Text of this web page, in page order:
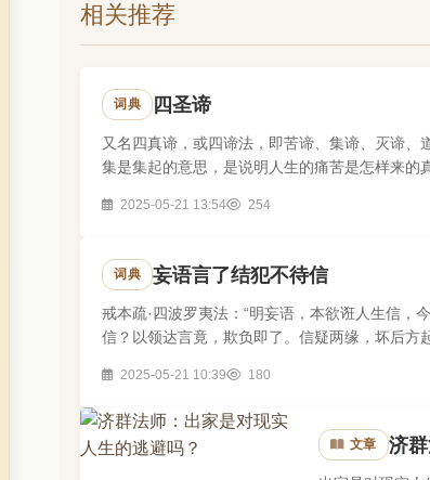
相关推荐
词典 四圣谛
又名四真谛，或四谛法，即苦谛、集谛、灭谛
集是集起的意思，是说明人生的痛苦是怎样来的
2025-05-21 13:54 254
词典 妄语言了结犯不待信
戒本疏·四波罗夷法：“明妄语，本欲诳人生信
信？以领达言竟，欺负即了。信疑两缘，坏后方
2025-05-21 10:39 180
文章 济